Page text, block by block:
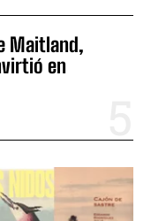
Maitland,
en